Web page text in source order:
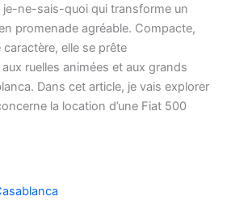
je-ne-sais-quoi qui transforme un
promenade agréable. Compacte,
elle se prête
ruelles animées et aux grands
Dans cet article, je vais explorer
la location d’une Fiat 500